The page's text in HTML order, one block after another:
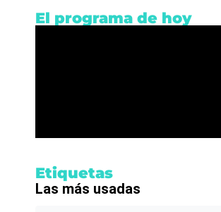
El programa de hoy
Etiquetas
Las más usadas